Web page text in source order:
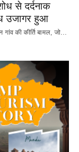
से दर्दनाक
उजागर हुआ
गांव की कीर्ति बामल, जो…